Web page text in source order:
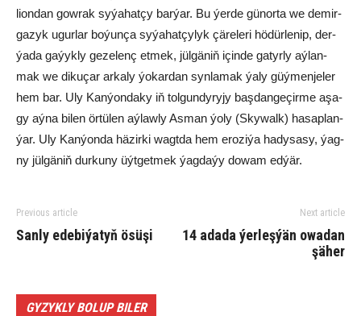
li­on­dan gow­rak sy­ýa­hat­çy bar­ýar. Bu ýer­de gü­nor­ta we de­mir­
ga­zyk ugur­lar bo­ýun­ça sy­ýa­hat­çy­lyk çä­re­le­ri hö­dür­le­nip, der­
ýa­da ga­ýyk­ly ge­ze­lenç et­mek, jül­gä­niň için­de ga­tyr­ly aý­lan­
mak we di­ku­çar ar­ka­ly ýo­kar­dan syn­la­mak ýa­ly güý­men­je­ler
hem bar. Uly Kan­ýon­da­ky iň tol­gun­dy­ry­jy baş­dan­ge­çir­me aşa­
gy aý­na bi­len ör­tü­len aýlawly As­man ýo­ly (Sky­walk) ha­sap­lan­
ýar. Uly Kan­ýon­da hä­zir­ki wagt­da hem ero­zi­ýa ha­dy­sa­sy, ýag­
ny jül­gä­niň dur­ku­ny üýt­get­mek ýag­da­ýy do­wam ed­ýär.
Previous article
San­ly ede­bi­ýa­tyň ösü­şi
Next article
14 ada­da ýer­leş­ýän owa­dan
şä­her
GYZYKLY BOLUP BILER